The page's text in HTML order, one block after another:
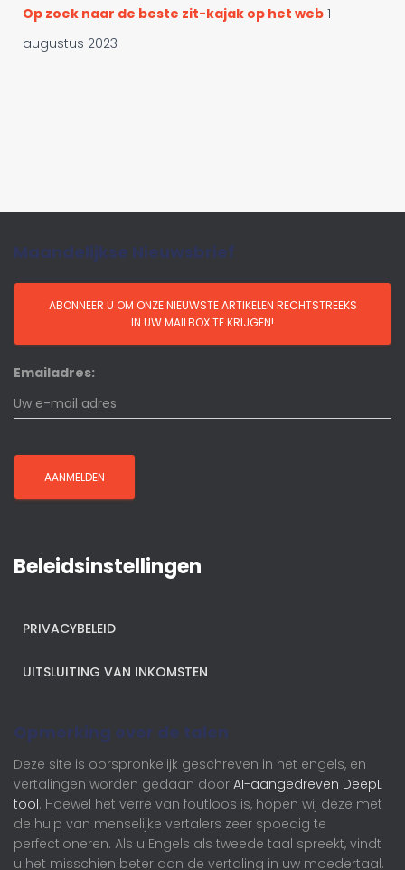
Op zoek naar de beste zit-kajak op het web 1
augustus 2023
Maandelijkse Nieuwsbrief
Emailadres:
Beleidsinstellingen
PRIVACYBELEID
UITSLUITING VAN INKOMSTEN
Opmerking over de talen
Deze site is oorspronkelijk geschreven in het engels, en
vertalingen worden gedaan door AI-aangedreven DeepL
tool. Hoewel het verre van foutloos is, hopen wij deze met
de hulp van menselijke vertalers zeer spoedig te
perfectioneren. Als u Engels als tweede taal spreekt, vindt
u het misschien beter dan de vertaling in uw moedertaal.